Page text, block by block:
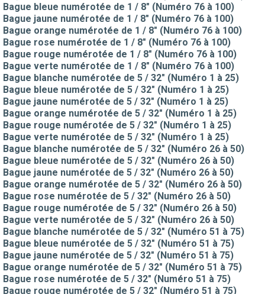
Bague bleue numérotée de 1 / 8" (Numéro 76 à 100)
Bague jaune numérotée de 1 / 8" (Numéro 76 à 100)
Bague orange numérotée de 1 / 8" (Numéro 76 à 100)
Bague rose numérotée de 1 / 8" (Numéro 76 à 100)
Bague rouge numérotée de 1 / 8" (Numéro 76 à 100)
Bague verte numérotée de 1 / 8" (Numéro 76 à 100)
Bague blanche numérotée de 5 / 32" (Numéro 1 à 25)
Bague bleue numérotée de 5 / 32" (Numéro 1 à 25)
Bague jaune numérotée de 5 / 32" (Numéro 1 à 25)
Bague orange numérotée de 5 / 32" (Numéro 1 à 25)
Bague rouge numérotée de 5 / 32" (Numéro 1 à 25)
Bague verte numérotée de 5 / 32" (Numéro 1 à 25)
Bague blanche numérotée de 5 / 32" (Numéro 26 à 50)
Bague bleue numérotée de 5 / 32" (Numéro 26 à 50)
Bague jaune numérotée de 5 / 32" (Numéro 26 à 50)
Bague orange numérotée de 5 / 32" (Numéro 26 à 50)
Bague rose numérotée de 5 / 32" (Numéro 26 à 50)
Bague rouge numérotée de 5 / 32" (Numéro 26 à 50)
Bague verte numérotée de 5 / 32" (Numéro 26 à 50)
Bague blanche numérotée de 5 / 32" (Numéro 51 à 75)
Bague bleue numérotée de 5 / 32" (Numéro 51 à 75)
Bague jaune numérotée de 5 / 32" (Numéro 51 à 75)
Bague orange numérotée de 5 / 32" (Numéro 51 à 75)
Bague rose numérotée de 5 / 32" (Numéro 51 à 75)
Bague rouge numérotée de 5 / 32" (Numéro 51 à 75)